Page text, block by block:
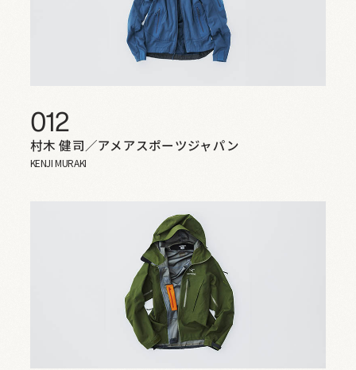
012
村木 健司／アメアスポーツジャパン
KENJI MURAKI